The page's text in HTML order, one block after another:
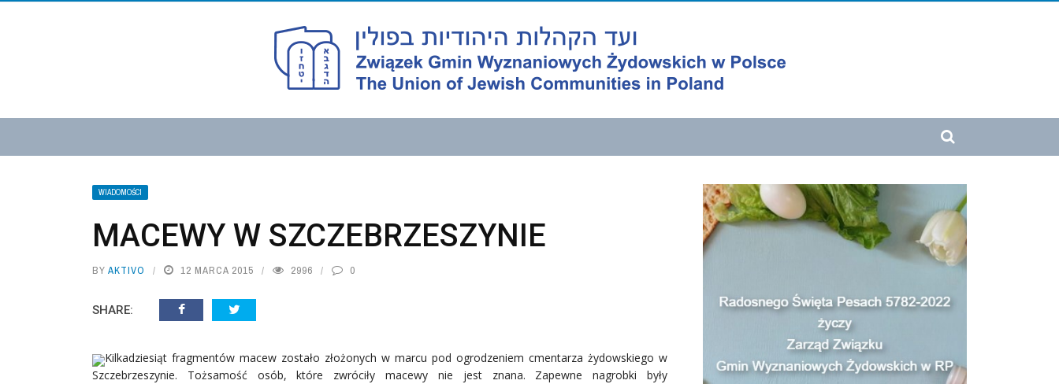
WIADOMOŚCI
MACEWY W SZCZEBRZESZYNIE
BY AKTIVO 12 MARCA 2015 2996 0
SHARE:
Kilkadziesiąt fragmentów macew zostało złożonych w marcu pod ogrodzeniem cmentarza żydowskiego w
Szczebrzeszynie. Tożsamość osób, które zwróciły macewy nie jest znana. Zapewne nagrobki były